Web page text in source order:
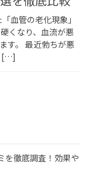
血管の老化現象」
くなり、血流が悪
す。 最近勃ちが悪
[…]
を徹底調査！効果や